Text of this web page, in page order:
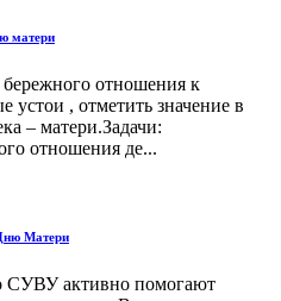
матери
отношения к
устои , отметить значение в
– матери.Задачи:
отношения де...
Матери
СУВУ активно помогают